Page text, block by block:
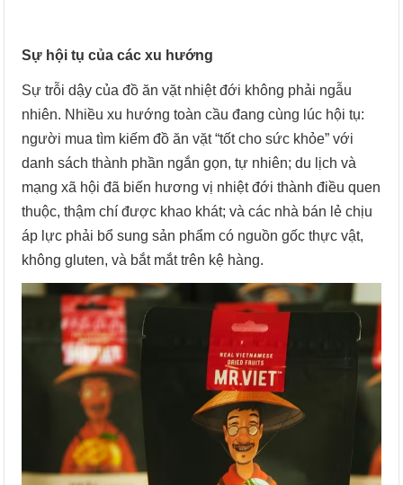
Sự hội tụ của các xu hướng
Sự trỗi dậy của đồ ăn vặt nhiệt đới không phải ngẫu
nhiên. Nhiều xu hướng toàn cầu đang cùng lúc hội tụ:
người mua tìm kiếm đồ ăn vặt “tốt cho sức khỏe” với
danh sách thành phần ngắn gọn, tự nhiên; du lịch và
mạng xã hội đã biến hương vị nhiệt đới thành điều quen
thuộc, thậm chí được khao khát; và các nhà bán lẻ chịu
áp lực phải bổ sung sản phẩm có nguồn gốc thực vật,
không gluten, và bắt mắt trên kệ hàng.